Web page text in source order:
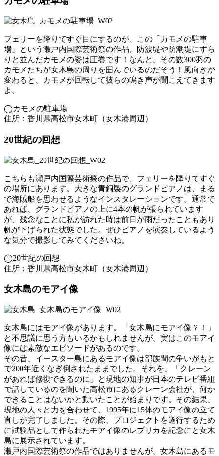
フェリーを降りてすぐ目にするのが、この「カモメの駐車
場」という瀬戸内国際芸術祭の作品。防波堤や防潮堤にずら
りと並んだカモメの姿は圧巻です！なんと、その数300羽の
カモメたちが女木島の周りを囲んでいるのだそう！風向きが
変わると、カモメが回転して彼らの鳴き声が聞こえてきます
よ。
◯カモメの駐車場
住所：香川県高松市女木町（女木港周辺）
20世紀の回想
こちらも瀬戸内国際芸術祭の作品で、フェリーを降りてすぐ
の場所にあります。大きな青銅製のグランドピアノは、まる
で海賊船を思わせるようなインスタレーションです。通常で
あれば、グランドピアノの上に4本の帆が張られています
が、残念なことに私が訪れた時は前日が雨だったこともあり
帆が下げられた状態でした。ぜひピアノを演奏しているよう
な気分で撮影してみてくださいね。
◯20世紀の回想
住所：香川県高松市女木町（女木港周辺）
女木島のモアイ像
女木島にはモアイ像があります。「女木島にモアイ像？！」
と不思議に思う方もいるかもしれませんが、実はこのモアイ
像には素敵なエピソードがあるのです。
その昔、イースター島にあるモアイ像は部族間の争いがもと
で200年近くなぎ倒されたままでした。それを、「クレーン
があれば修復できるのに」と現地の知事が日本のテレビ番組
で話しているのを聞いた高松市にあるクレーン会社が、何か
できることはないかと動いたことが始まりです。その結果、
現地の人々と力を合わせて、1995年に15体のモアイ像の立て
直しが完了しました。その際、プロジェクトを遂行するため
に試験品として作られたモアイ像のレプリカを記念にと女木
島に展示されています。
瀬戸内国際芸術祭の作品ではありませんが、女木島にあるモ